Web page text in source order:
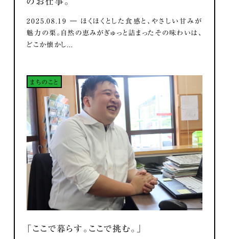
2025.08.19 ― ほくほくとした食感と、やさしい甘みが
魅力の栗。自然の恵みがぎゅっと詰まったその味わいは、
どこか懐かし...
まちのこと
「ここで暮らす。ここで挑む。」